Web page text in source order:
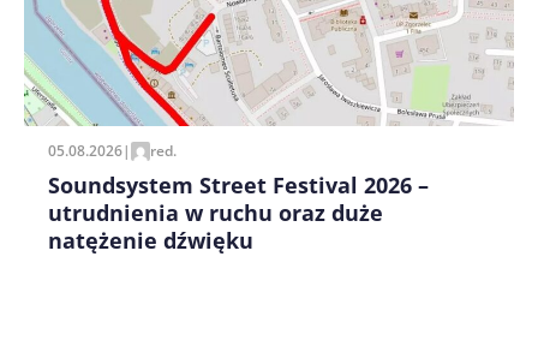
Zapamiętaj moje dane w tej przeglądarce podczas
pisania kolejnych komentarzy.
05.08.2026| red.
Soundsystem Street Festival 2026 –
utrudnienia w ruchu oraz duże
natężenie dźwięku